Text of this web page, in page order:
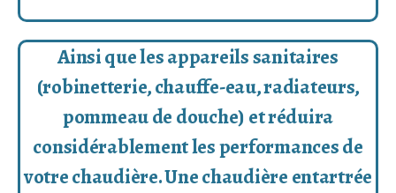
Ainsi que les appareils sanitaires
(robinetterie, chauffe-eau, radiateurs,
pommeau de douche) et réduira
considérablement les performances de
votre chaudière. Une chaudière entartrée